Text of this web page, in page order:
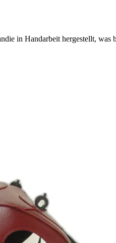
in Handarbeit hergestellt,